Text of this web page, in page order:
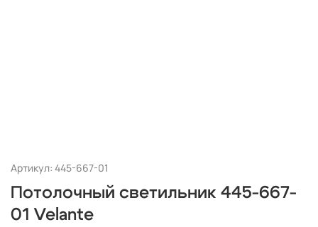
Артикул: 445-667-01
Потолочный светильник 445-667-
01 Velante